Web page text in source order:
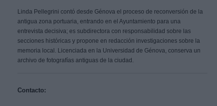
Linda Pellegrini contó desde Génova el proceso de reconversión de la
antigua zona portuaria, entrando en el Ayuntamiento para una
entrevista decisiva; es subdirectora con responsabilidad sobre las
secciones históricas y propone en redacción investigaciones sobre la
memoria local. Licenciada en la Universidad de Génova, conserva un
archivo de fotografías antiguas de la ciudad.
Contacto: